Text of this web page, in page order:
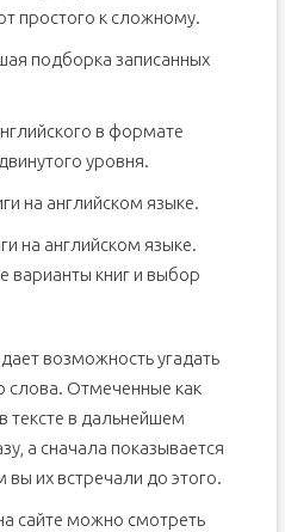
простого к сложному.
подборка записанных
в формате
уровня.
на английском языке.
на английском языке.
варианты книг и выбор
возможность угадать
слова. Отмеченные как
тексте в дальнейшем
а сначала показывается
вы их встречали до этого.
сайте можно смотреть